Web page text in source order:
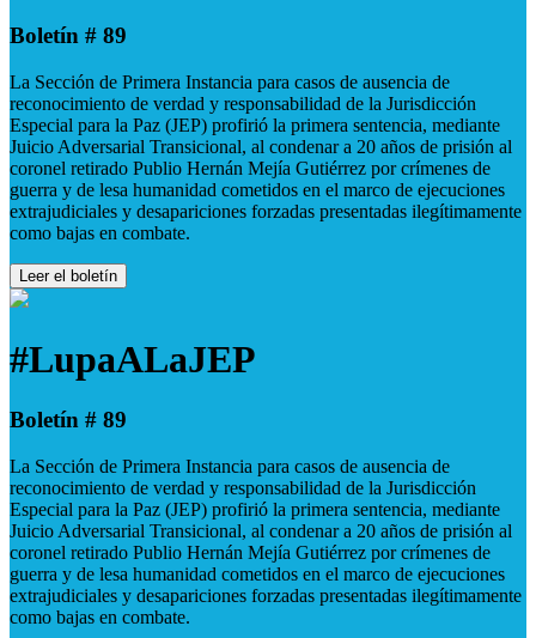
Boletín # 89
La Sección de Primera Instancia para casos de ausencia de
reconocimiento de verdad y responsabilidad de la Jurisdicción
Especial para la Paz (JEP) profirió la primera sentencia, mediante
Juicio Adversarial Transicional, al condenar a 20 años de prisión al
coronel retirado Publio Hernán Mejía Gutiérrez por crímenes de
guerra y de lesa humanidad cometidos en el marco de ejecuciones
extrajudiciales y desapariciones forzadas presentadas ilegítimamente
como bajas en combate.
Leer el boletín
#LupaALaJEP
Boletín # 89
La Sección de Primera Instancia para casos de ausencia de
reconocimiento de verdad y responsabilidad de la Jurisdicción
Especial para la Paz (JEP) profirió la primera sentencia, mediante
Juicio Adversarial Transicional, al condenar a 20 años de prisión al
coronel retirado Publio Hernán Mejía Gutiérrez por crímenes de
guerra y de lesa humanidad cometidos en el marco de ejecuciones
extrajudiciales y desapariciones forzadas presentadas ilegítimamente
como bajas en combate.